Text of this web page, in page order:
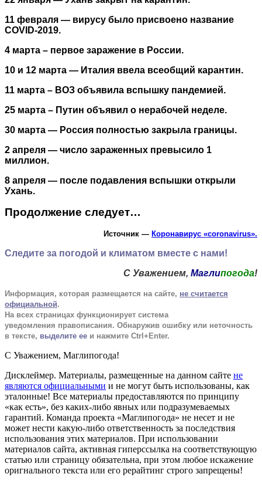
11 февраля — вирусу было присвоено название
COVID-2019.
4 марта – первое заражение в России.
10 и 12 марта — Италия ввела всеобщий карантин.
11 марта – ВОЗ объявила вспышку пандемией.
25 марта – Путин объявил о нерабочей неделе.
30 марта — Россия полностью закрыла границы.
2 апреля — число зараженных превысило 1
миллион.
8 апреля — после подавления вспышки открыли
Ухань.
Продолжение следует…
Источник — Коронавирус «сoronavirus».
Следите за погодой и климатом вместе с нами!
С Уважением, Маглипогода!
Информация, которая размещается на сайте, не считается
официальной.
На всех страницах функционирует система
уведомления правописания. Обнаружив ошибку или неточность
в тексте, выделите ее и нажмите Ctrl+Enter.
С Уважением, Маглипогода!
Дисклеймер. Материалы, размещенные на данном сайте не
являются официальными и не могут быть использованы, как
эталонные! Все материалы предоставляются по принципу
«как есть», без каких-либо явных или подразумеваемых
гарантий. Команда проекта «Маглипогода» не несет и не
может нести какую-либо ответственность за последствия
использования этих материалов. При использовании
материалов сайта, активная гиперссылка на соответствующую
статью или страницу обязательна, при этом любое искажение
оригнального текста или его рерайтинг строго запрещены!